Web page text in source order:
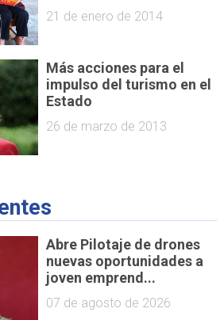
21 de enero de 2014
Más acciones para el
impulso del turismo en el
Estado
26 de marzo de 2013
Abre Pilotaje de drones
nuevas oportunidades a
joven emprend...
07 de agosto de 2026